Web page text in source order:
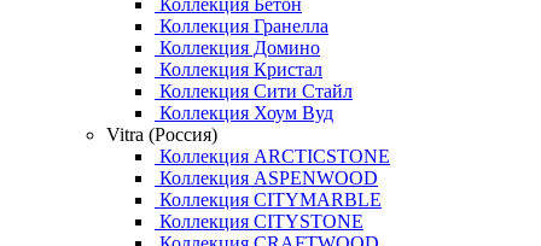
Коллекция Бетон
Коллекция Гранелла
Коллекция Домино
Коллекция Кристал
Коллекция Сити Стайл
Коллекция Хоум Вуд
Vitra (Россия)
Коллекция ARCTICSTONE
Коллекция ASPENWOOD
Коллекция CITYMARBLE
Коллекция CITYSTONE